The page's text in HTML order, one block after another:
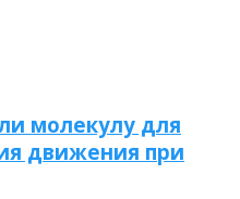
молекулу для
движения при